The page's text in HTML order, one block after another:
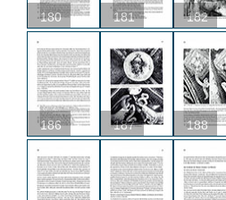
180 181 182
186 187 188